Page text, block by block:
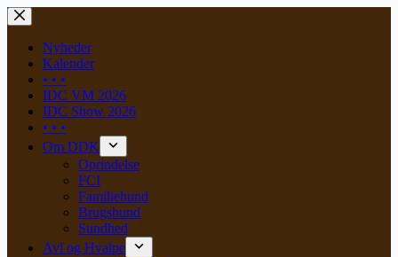
Skip
to
contentNyheder
Kalender
• • •
IDC VM 2026
IDC Show 2026
• • •
Om DDK
Oprindelse
FCI
Familiehund
Brugshund
Sundhed
Avl og Hvalpe